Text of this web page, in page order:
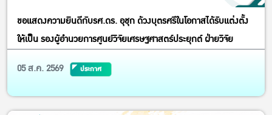
ขอแสดงความยินดีกับรศ.ดร. อุชุก ด้วงบุตรศรีในโอกาสได้รับแต่งตั้ง
ให้เป็น รองผู้อำนวยการศูนย์วิจัยเศรษฐศาสตร์ประยุกต์ ฝ่ายวิจัย
05 ส.ค. 2569
ประกาศ